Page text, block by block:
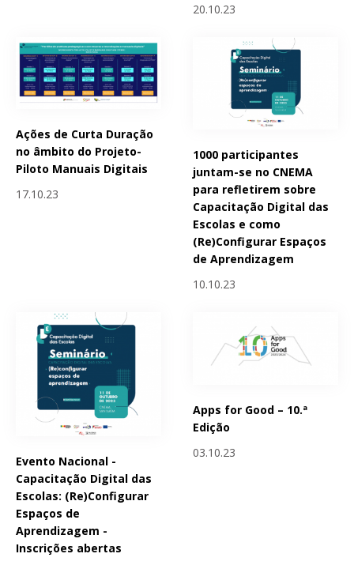
20.10.23
Ações de Curta Duração
no âmbito do Projeto-
Piloto Manuais Digitais
17.10.23
1000 participantes
juntam-se no CNEMA
para refletirem sobre
Capacitação Digital das
Escolas e como
(Re)Configurar Espaços
de Aprendizagem
10.10.23
Evento Nacional -
Capacitação Digital das
Escolas: (Re)Configurar
Espaços de
Aprendizagem -
Inscrições abertas
Apps for Good – 10.ª
Edição
03.10.23